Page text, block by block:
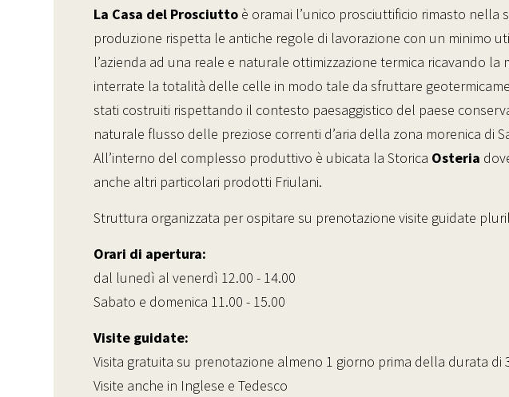
La Casa del Prosciutto è oramai l’unico prosciuttificio rimasto nella
produzione rispetta le antiche regole di lavorazione con un minimo
l’azienda ad una reale e naturale ottimizzazione termica ricavando
interrate la totalità delle celle in modo tale da sfruttare
stati costruiti rispettando il contesto paesaggistico del paese
naturale flusso delle preziose correnti d’aria della zona morenica di
All’interno del complesso produttivo è ubicata la Storica Osteria
anche altri particolari prodotti Friulani.
Struttura organizzata per ospitare su prenotazione visite guidate
Orari di apertura:
dal lunedì al venerdì 12.00 - 14.00
Sabato e domenica 11.00 - 15.00
Visite guidate:
Visita gratuita su prenotazione almeno 1 giorno prima della durata di
Visite anche in Inglese e Tedesco